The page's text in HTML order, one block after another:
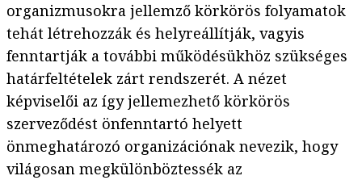
organizmusokra jellemző körkörös folyamatok
tehát létrehozzák és helyreállítják, vagyis
fenntartják a további működésükhöz szükséges
határfeltételek zárt rendszerét. A nézet
képviselői az így jellemezhető körkörös
szerveződést önfenntartó helyett
önmeghatározó organizációnak nevezik, hogy
világosan megkülönböztessék az